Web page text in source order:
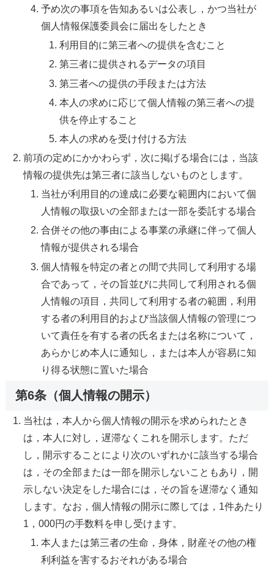
予め次の事項を告知あるいは公表し，かつ当社が
個人情報保護委員会に届出をしたとき
利用目的に第三者への提供を含むこと
第三者に提供されるデータの項目
第三者への提供の手段または方法
本人の求めに応じて個人情報の第三者への提
供を停止すること
本人の求めを受け付ける方法
前項の定めにかかわらず，次に掲げる場合には，当該
情報の提供先は第三者に該当しないものとします。
当社が利用目的の達成に必要な範囲内において個
人情報の取扱いの全部または一部を委託する場合
合併その他の事由による事業の承継に伴って個人
情報が提供される場合
個人情報を特定の者との間で共同して利用する場
合であって，その旨並びに共同して利用される個
人情報の項目，共同して利用する者の範囲，利用
する者の利用目的および当該個人情報の管理につ
いて責任を有する者の氏名または名称について，
あらかじめ本人に通知し，または本人が容易に知
り得る状態に置いた場合
第6条（個人情報の開示）
当社は，本人から個人情報の開示を求められたとき
は，本人に対し，遅滞なくこれを開示します。ただ
し，開示することにより次のいずれかに該当する場合
は，その全部または一部を開示しないこともあり，開
示しない決定をした場合には，その旨を遅滞なく通知
します。なお，個人情報の開示に際しては，1件あたり
1，000円の手数料を申し受けます。
本人または第三者の生命，身体，財産その他の権
利利益を害するおそれがある場合